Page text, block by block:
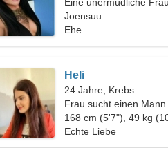
Joensuu
Ehe
Heli
24 Jahre, Krebs
Frau sucht einen
168 cm (5'7"), 49 kg
Echte Liebe